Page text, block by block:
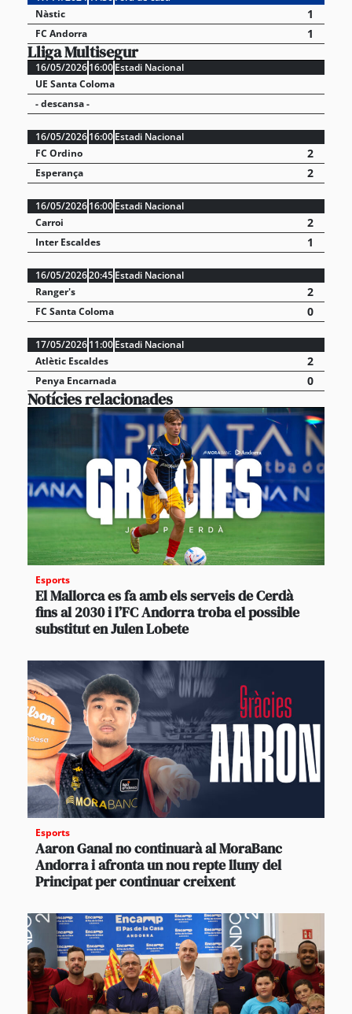
Nàstic
1
FC Andorra 1
Lliga Multisegur
16/05/202616:00Estadi Nacional
UE Santa Coloma
- descansa -
16/05/202616:00Estadi Nacional
FC Ordino
2
Esperança 2
16/05/202616:00Estadi Nacional
Carroi
2
Inter Escaldes 1
16/05/202620:45Estadi Nacional
Ranger's
2
FC Santa Coloma 0
17/05/202611:00Estadi Nacional
Atlètic Escaldes
2
Penya Encarnada 0
Notícies relacionades
Esports
El Mallorca es fa amb els serveis de Cerdà
fins al 2030 i l’FC Andorra troba el possible
substitut en Julen Lobete
Esports
Aaron Ganal no continuarà al MoraBanc
Andorra i afronta un nou repte lluny del
Principat per continuar creixent